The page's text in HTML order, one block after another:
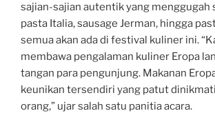
sajian-sajian autentik yang menggugah
pasta Italia, sausage Jerman, hingga
semua akan ada di festival kuliner ini.
membawa pengalaman kuliner Eropa
tangan para pengunjung. Makanan
keunikan tersendiri yang patut
orang,” ujar salah satu panitia acara.